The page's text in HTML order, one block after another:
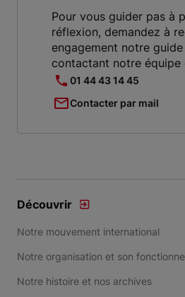
Pour vous guider pas à
réflexion, demandez à
engagement notre
contactant notre équipe
01 44 43 14 45
Contacter par mail
Découvrir
Notre mouvement international
Notre organisation et son
Notre histoire et nos archives